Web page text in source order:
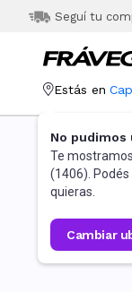
Seguí tu
Estás en
No pudimos
Te
(1406).
quieras.
cambiar